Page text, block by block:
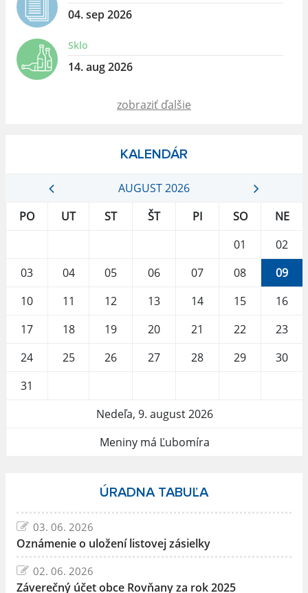
04. sep 2026
Sklo
14. aug 2026
zobraziť ďalšie
KALENDÁR
AUGUST 2026
PO
UT ST ŠT PI SO
NE
01
02
03
04 05 06 07 08
09
10
11 12 13 14 15
16
17
18 19 20 21 22
23
24
25 26 27 28 29
30
31
Nedeľa, 9. august 2026
Meniny má Ľubomíra
ÚRADNA TABUĽA
03. 06. 2026
Oznámenie o uložení listovej zásielky
02. 06. 2026
Záverečný účet obce Rovňany za rok 2025